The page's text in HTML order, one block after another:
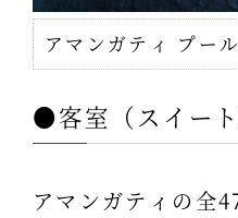
アマンガティ プー
●客室（スイー
アマンガティの全